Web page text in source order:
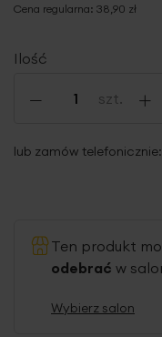
Ilość
- szt. +
Cena regularna: 38,90 zł
lub zamów telefonicznie:
Ten produkt
odebrać w
Wybierz salon